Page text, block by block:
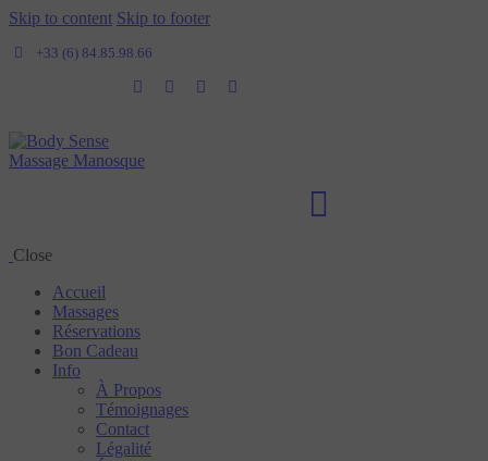
Skip to content Skip to footer
+33 (6) 84.85.98.66
Close
Accueil
Massages
Réservations
Bon Cadeau
Info
À Propos
Témoignages
Contact
Légalité